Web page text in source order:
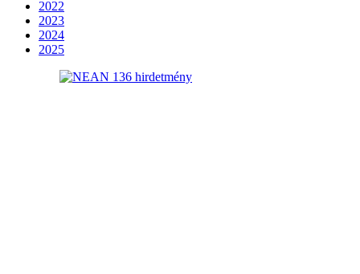
2022
2023
2024
2025